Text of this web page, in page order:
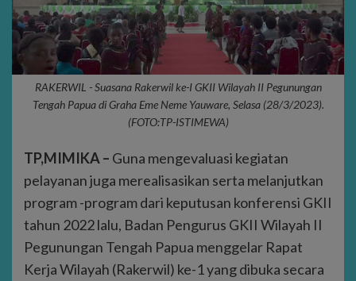
RAKERWIL - Suasana Rakerwil ke-I GKII Wilayah II Pegunungan
Tengah Papua di Graha Eme Neme Yauware, Selasa (28/3/2023).
(FOTO:TP-ISTIMEWA)
TP,MIMIKA – Guna mengevaluasi kegiatan
pelayanan juga merealisasikan serta melanjutkan
program -program dari keputusan konferensi GKII
tahun 2022 lalu, Badan Pengurus GKII Wilayah II
Pegunungan Tengah Papua menggelar Rapat
Kerja Wilayah (Rakerwil) ke-1 yang dibuka secara